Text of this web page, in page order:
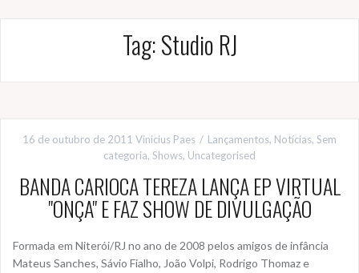
Tag:Studio RJ
16 de outubro de 2011 Vinicius Paes Lançamentos, Notícias, Sem
categoria, Shows, Uncategorised
BANDA CARIOCA TEREZA LANÇA EP VIRTUAL
"ONÇA" E FAZ SHOW DE DIVULGAÇÃO
Formada em Niterói/RJ no ano de 2008 pelos amigos de infância
Mateus Sanches, Sávio Fialho, João Volpi, Rodrigo Thomaz e